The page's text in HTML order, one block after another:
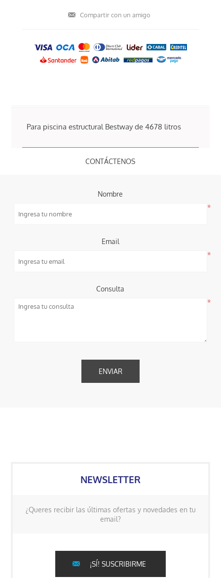
Para piscina estructural Bestway de 4678 litros
CONTÁCTENOS
Nombre
*
Email
*
Consulta
*
NEWSLETTER
¿Queres recibir las últimas ofertas y novedades en tu
email?
¡SÍ! SUSCRIBIRME